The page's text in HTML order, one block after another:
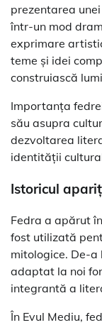
prezentarea
într-un mod
exprimare
teme și idei
construiască
Importanța
său asupra
dezvoltarea
identității
Istoricul
Fedra a apărut
fost utilizată
mitologice. De-a
adaptat la noi
integrantă a
În Evul Mediu,